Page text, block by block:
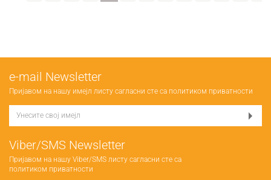
е-mail Newsletter
Пријавом на нашу имејл листу сагласни сте са политиком приватности
Viber/SMS Newsletter
Пријавом на нашу Viber/SMS листу сагласни сте са
политиком приватности